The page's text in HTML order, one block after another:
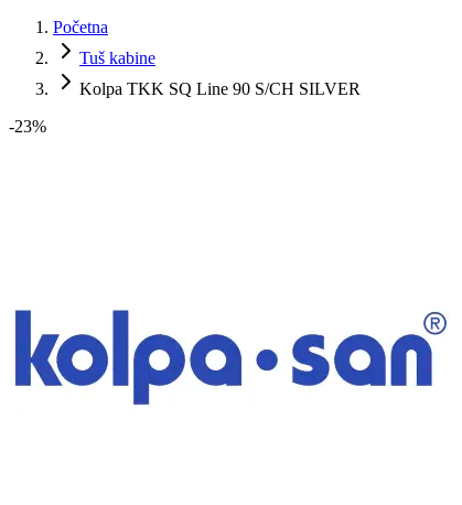
Početna
Tuš kabine
Kolpa TKK SQ Line 90 S/CH SILVER
-23%